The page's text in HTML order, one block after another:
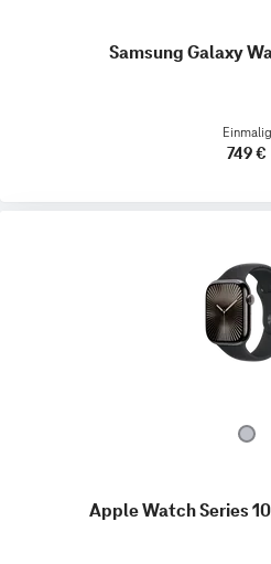
Samsung Galaxy
Einmalig
749 €
Apple Watch Series